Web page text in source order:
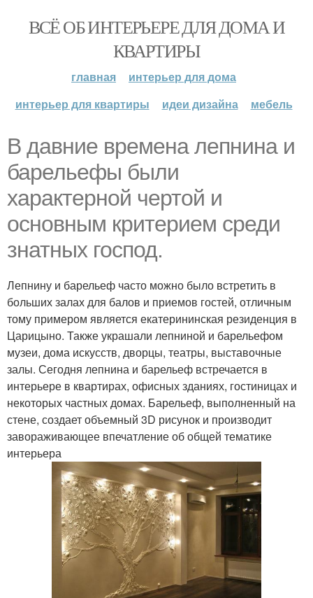
ВСЁ ОБ ИНТЕРЬЕРЕ ДЛЯ ДОМА И
КВАРТИРЫ
главная
интерьер для дома
интерьер для квартиры
идеи дизайна мебель
В давние времена лепнина и
барельефы были
характерной чертой и
основным критерием среди
знатных господ.
Лепнину и барельеф часто можно было встретить в
больших залах для балов и приемов гостей, отличным
тому примером является екатерининская резиденция в
Царицыно. Также украшали лепниной и барельефом
музеи, дома искусств, дворцы, театры, выставочные
залы. Сегодня лепнина и барельеф встречается в
интерьере в квартирах, офисных зданиях, гостиницах и
некоторых частных домах. Барельеф, выполненный на
стене, создает объемный 3D рисунок и производит
завораживающее впечатление об общей тематике
интерьера